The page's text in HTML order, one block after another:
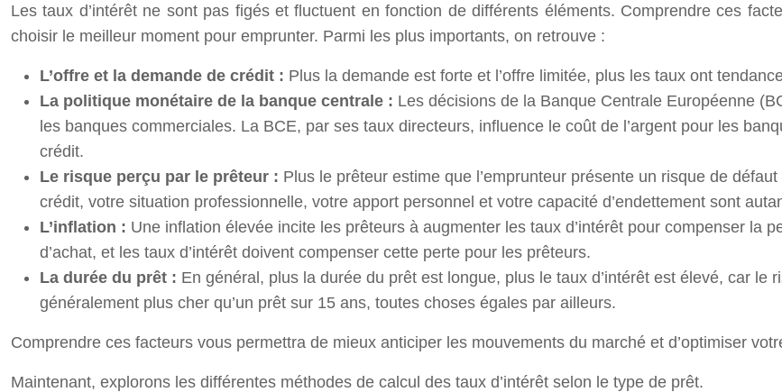
Les taux d’intérêt ne sont pas figés et fluctuent en fonction de différents éléments. Comprendre ces
choisir le meilleur moment pour emprunter. Parmi les plus importants, on retrouve :
L’offre et la demande de crédit : Plus la demande est forte et l’offre limitée, plus les taux ont
La politique monétaire de la banque centrale : Les décisions de la Banque Centrale Européenne
les banques commerciales. La BCE, par ses taux directeurs, influence le coût de l’argent pour les
crédit.
Le risque perçu par le prêteur : Plus le prêteur estime que l’emprunteur présente un risque de
crédit, votre situation professionnelle, votre apport personnel et votre capacité d’endettement sont
L’inflation : Une inflation élevée incite les prêteurs à augmenter les taux d’intérêt pour compenser la
d’achat, et les taux d’intérêt doivent compenser cette perte pour les prêteurs.
La durée du prêt : En général, plus la durée du prêt est longue, plus le taux d’intérêt est élevé, car
généralement plus cher qu’un prêt sur 15 ans, toutes choses égales par ailleurs.
Comprendre ces facteurs vous permettra de mieux anticiper les mouvements du marché et d’optimiser
Maintenant, explorons les différentes méthodes de calcul des taux d’intérêt selon le type de prêt.